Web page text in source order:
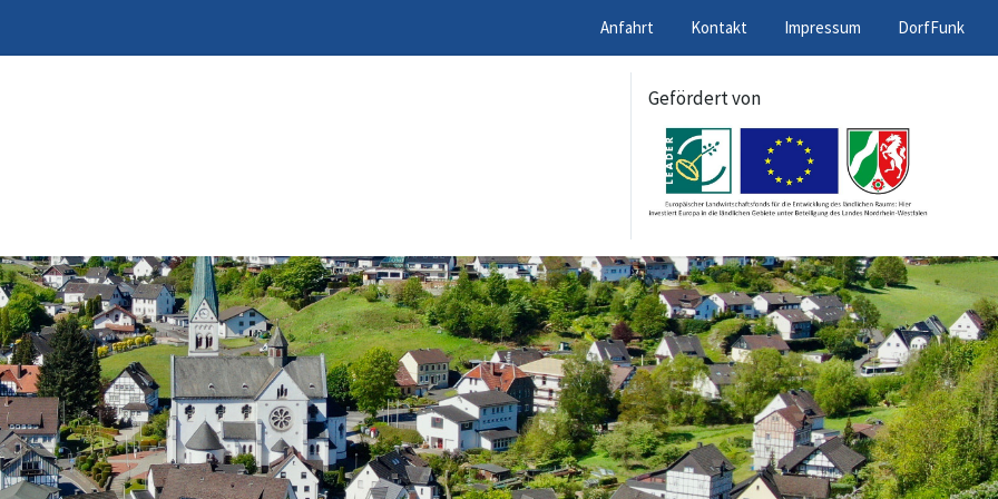
Anfahrt Kontakt Impressum DorfFunk
Gefördert von